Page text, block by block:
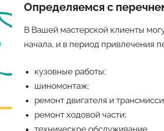
Определяемся с
В Вашей мастерской клиенты
начала, и в период привлечения
кузовные работы;
шиномонтаж;
ремонт двигателя и
ремонт ходовой части;
техническое обслуживание.